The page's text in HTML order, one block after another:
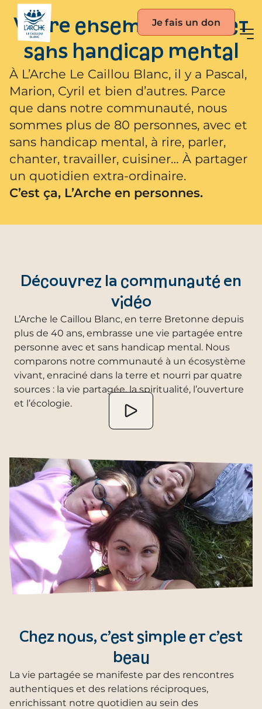
Je fais un don
Vivre ensemble avec et
sans handicap mental
À L’Arche Le Caillou Blanc, il y a Pascal,
Marion, Cyril et bien d’autres. Parce
que dans notre communauté, nous
sommes plus de 80 personnes, avec et
sans handicap mental, à rire, parler,
chanter, travailler, cuisiner… À partager
un quotidien extra-ordinaire.
C’est ça, L’Arche en personnes.
Découvrez la communauté en
vidéo
L’Arche le Caillou Blanc, en terre Bretonne depuis
plus de 40 ans, embrasse une vie partagée entre
personne avec et sans handicap mental. Nous
comparons notre communauté à un écosystème
vivant, enraciné dans la terre et nourri par quatre
sources : la vie partagée, la spiritualité, l’ouverture
et l’écologie.
Chez nous, c’est simple et c’est
beau
La vie partagée se manifeste par des rencontres
authentiques et des relations réciproques,
enrichissant notre quotidien au sein des